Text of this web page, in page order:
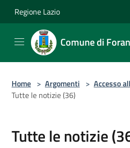
Regione Lazio
Comune di
Home > Argomenti > Accesso
Tutte le notizie (36)
Tutte le notizie